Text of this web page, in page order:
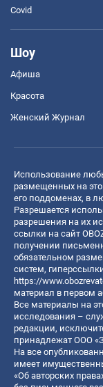
Covid
Шоу
Афиша
Красота
Женский Журнал
Использование
размещенных на
его поддоменах, в
Разрешается
разрешения на их
ссылки на сайт
получении
обязательном
систем,
https://
материал в первом
Все материалы на
исследования –
редакции,
принадлежат ООО
На все
имеет
«Об авторских